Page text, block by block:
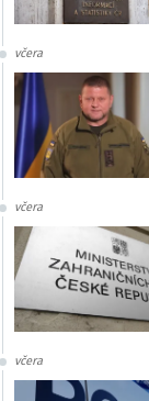
včera
včera
včera